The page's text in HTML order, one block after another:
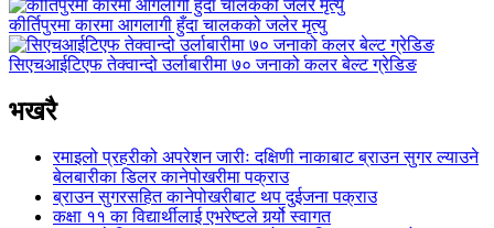
कीर्तिपुरमा कारमा आगलागी हुँदा चालकको जलेर मृत्यु
सिएचआईटिएफ तेक्वान्दो उर्लाबारीमा ७० जनाको कलर बेल्ट ग्रेडिङ
भखरै
रमाइलो प्रहरीको अपरेशन जारीः दक्षिणी नाकाबाट ब्राउन सुगर ल्याउने
बेलबारीका डिलर कानेपोखरीमा पक्राउ
ब्राउन सुगरसहित कानेपोखरीबाट थप दुईजना पक्राउ
कक्षा ११ का विद्यार्थीलाई एभरेष्टले गर्र्यो स्वागत